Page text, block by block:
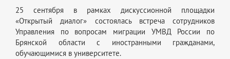
25 сентября в рамках дискуссионной площадки
«Открытый диалог» состоялась встреча сотрудников
Управления по вопросам миграции УМВД России по
Брянской области с иностранными гражданами,
обучающимися в университете.